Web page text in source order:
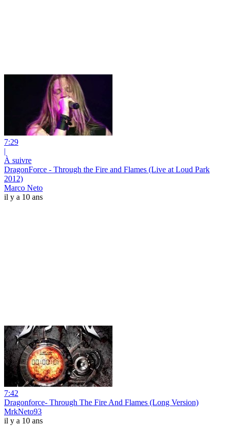
7:29
|
À suivre
DragonForce - Through the Fire and Flames (Live at Loud Park
2012)
Marco Neto
il y a 10 ans
7:42
Dragonforce- Through The Fire And Flames (Long Version)
MrkNeto93
il y a 10 ans